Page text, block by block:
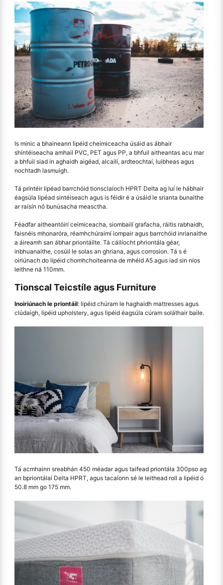
Is minic a bhaineann lipéid cheimiceacha úsáid as ábhair
shíntéiseacha amhail PVC, PET agus PP, a bhfuil aitheantas acu mar
a bhfuil siad in aghaidh aigéad, alcailí, ardteochtaí, luibheas agus
nochtadh lasmuigh.
Tá printéir lipéad barrchóid tionsclaíoch HPRT Delta ag luí le hábhair
éagsúla lipéad sintéiseach agus is féidir é a úsáid le srianta bunaithe
ar raísín nó bunúsacha measctha.
Féadfar aitheantóirí ceimiceacha, siombailí grafacha, ráitis rabhaidh,
faisnéis mhonaróra, réamhchúraimí iompair agus barrchóid inrianaithe
a áireamh san ábhar priontáilte. Tá cáilíocht phriontála géar,
inbhuanaithe, cosúil le solas an ghriana, agus corrosion. Tá s é
oiriúnach do lipéid chomhchoiteanna de mhéid A5 agus iad sin níos
leithne ná 110mm.
Tionscal Teicstíle agus Furniture
Inoiriúnach le priontáil: lipéid chúram le haghaidh mattresses agus
clúdaigh, lipéid upholstery, agus lipéid éagsúla cúram soláthair baile.
Tá acmhainn sreabhán 450 méadar agus taifead priontála 300pso ag
an bpriontálaí Delta HPRT, agus tacaíonn sé le leithead roll a lipéid ó
50.8 mm go 175 mm.